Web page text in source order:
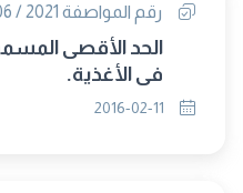
رقم المواصفة 2021 / 2006
الحد الأقصى
فى الأغذية.